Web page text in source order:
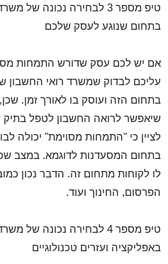
טיפ מספר 3 לבחירה נכונה
בתחום שנוגע לעסק שלכם
אם יש לכם עסק שדורש התמחות
עליכם לבדוק שמשרד רואי החשבון
בתחום הזה ועוסק בו לאורך זמן. שכן,
שיאפשר לרואה החשבון לטפל בתיק
לציין כי "התמחות מסוימת" יכולה
בתחום המסעדנות לדוגמא. במצב
לו לקוחות מתחום זה. הדבר נכון
הפרסום, החינוך ועוד.
טיפ מספר 4 לבחירה נכונה
באפליקציה ועזרים טכנולוגיים